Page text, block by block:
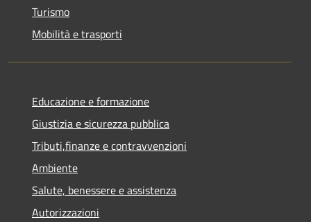
Turismo
Mobilità e trasporti
Educazione e formazione
Giustizia e sicurezza pubblica
Tributi,finanze e contravvenzioni
Ambiente
Salute, benessere e assistenza
Autorizzazioni